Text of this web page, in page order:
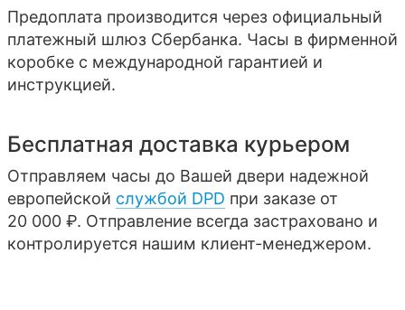
Предоплата производится через официальный
платежный шлюз Сбербанка. Часы в фирменной
коробке с международной гарантией и
инструкцией.
Бесплатная доставка курьером
Отправляем часы до Вашей двери надежной
европейской службой DPD при заказе от
20 000 ₽. Отправление всегда застраховано и
контролируется нашим клиент-менеджером.